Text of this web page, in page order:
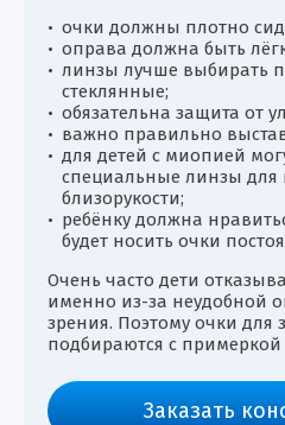
очки должны плотно
оправа должна быть
линзы лучше выбирать
стеклянные;
обязательна защита от
важно правильно
для детей с миопией
специальные линзы для
близорукости;
ребёнку должна
будет носить очки
Очень часто дети
именно из-за неудобной
зрения. Поэтому очки для
подбираются с примеркой
Заказать